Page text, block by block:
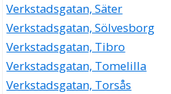
018-102211
Verkstadsgatan 8, 75323 Uppsala
Nordwind AB
018-121116
Verkstadsgatan 8, 75323 Uppsala
Verkstadsgatan, Säter
Verkstadsgatan, Sölvesborg
Verkstadsgatan, Tibro
Verkstadsgatan, Tomelilla
Verkstadsgatan, Torsås